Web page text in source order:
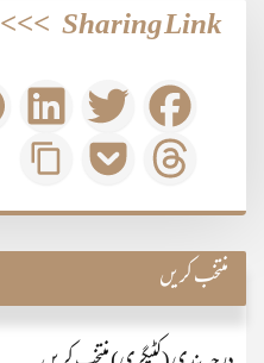
Sharing Link
>>>
منتخب کریں